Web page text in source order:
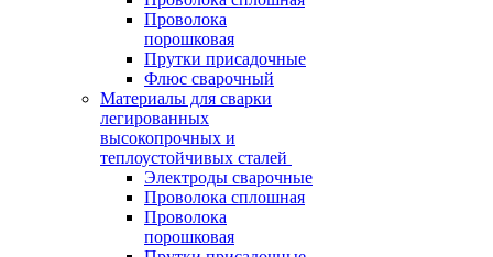
Проволока
порошковая
Прутки присадочные
Флюс сварочный
Материалы для сварки
легированных
высокопрочных и
теплоустойчивых сталей
Электроды сварочные
Проволока сплошная
Проволока
порошковая